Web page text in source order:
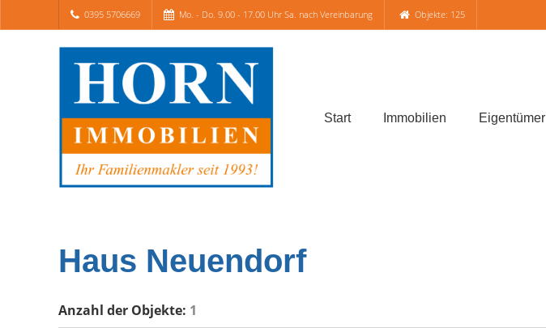
0395 5706669 Mo. - Do. 9.00 - 17.00 Uhr Sa. nach Vereinbarung Objekte: 125
Start Immobilien Eigentümer
Haus Neuendorf
Anzahl der Objekte: 1